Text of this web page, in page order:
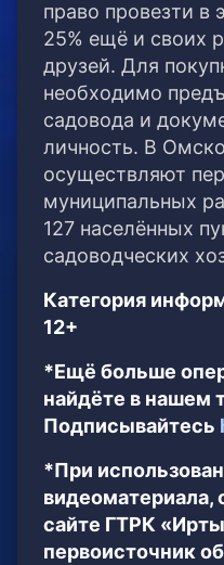
право провезти в
25% ещё и своих
друзей. Для
необходимо
садовода и
личность. В
осуществляют
муниципальных
127 населённых
садоводческих
Категория
12+
*Ещё больше
найдёте в нашем
Подписывайтесь
*При
видеоматериала,
сайте ГТРК
первоисточник